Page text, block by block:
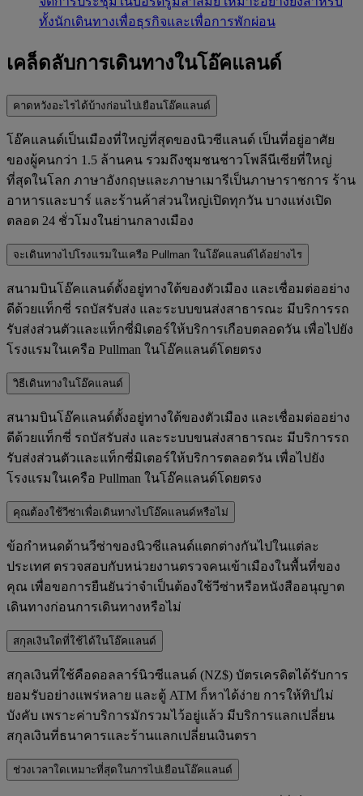
ทั้งนักเดินทางเพื่อธุรกิจและเพื่อการพักผ่อน
เคล็ดลับการเดินทางในโอ๊คแลนด์
คาดหวังอะไรได้บ้างก่อนไปเยือนโอ๊คแลนด์
โอ๊คแลนด์เป็นเมืองที่ใหญ่ที่สุดของนิวซีแลนด์ เป็นที่อยู่อาศัย
ของผู้คนกว่า 1.5 ล้านคน รวมถึงชุมชนชาวโพลีนีเซียที่ใหญ่
ที่สุดในโลก ภาษาอังกฤษและภาษาเมารีเป็นภาษาราชการ ร้าน
อาหารและบาร์ และร้านค้าส่วนใหญ่เปิดทุกวัน บางแห่งเปิด
ตลอด 24 ชั่วโมงในย่านกลางเมือง
จะเดินทางไปโรงแรมในเครือ Pullman ในโอ๊คแลนด์ได้อย่างไร
สนามบินโอ๊คแลนด์ตั้งอยู่ทางใต้ของตัวเมือง และเชื่อมต่ออย่าง
ดีด้วยแท็กซี่ รถบัสรับส่ง และระบบขนส่งสาธารณะ มีบริการรถ
รับส่งส่วนตัวและแท็กซี่มิเตอร์ให้บริการเกือบตลอดวัน เพื่อไปยัง
โรงแรมในเครือ Pullman ในโอ๊คแลนด์โดยตรง
วิธีเดินทางในโอ๊คแลนด์
สนามบินโอ๊คแลนด์ตั้งอยู่ทางใต้ของตัวเมือง และเชื่อมต่ออย่าง
ดีด้วยแท็กซี่ รถบัสรับส่ง และระบบขนส่งสาธารณะ มีบริการรถ
รับส่งส่วนตัวและแท็กซี่มิเตอร์ให้บริการตลอดวัน เพื่อไปยัง
โรงแรมในเครือ Pullman ในโอ๊คแลนด์โดยตรง
คุณต้องใช้วีซ่าเพื่อเดินทางไปโอ๊คแลนด์หรือไม่
ข้อกำหนดด้านวีซ่าของนิวซีแลนด์แตกต่างกันไปในแต่ละ
ประเทศ ตรวจสอบกับหน่วยงานตรวจคนเข้าเมืองในพื้นที่ของ
คุณ เพื่อขอการยืนยันว่าจำเป็นต้องใช้วีซ่าหรือหนังสืออนุญาต
เดินทางก่อนการเดินทางหรือไม่
สกุลเงินใดที่ใช้ได้ในโอ๊คแลนด์
สกุลเงินที่ใช้คือดอลลาร์นิวซีแลนด์ (NZ$) บัตรเครดิตได้รับการ
ยอมรับอย่างแพร่หลาย และตู้ ATM ก็หาได้ง่าย การให้ทิปไม่
บังคับ เพราะค่าบริการมักรวมไว้อยู่แล้ว มีบริการแลกเปลี่ยน
สกุลเงินที่ธนาคารและร้านแลกเปลี่ยนเงินตรา
ช่วงเวลาใดเหมาะที่สุดในการไปเยือนโอ๊คแลนด์